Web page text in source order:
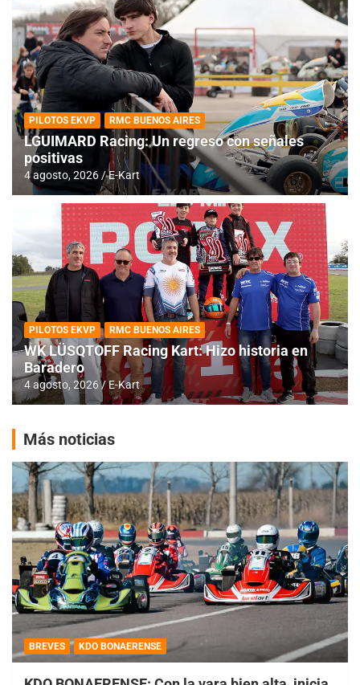
PILOTOS EKVP RMC BUENOS AIRES
LGUIMARD Racing: Un regreso con señales
positivas
4 agosto, 2026 E-Kart
PILOTOS EKVP RMC BUENOS AIRES
WK LÜSQTOFF Racing Kart: Hizo historia en
Baradero
4 agosto, 2026 E-Kart
Más noticias
BREVES KDO BONAERENSE